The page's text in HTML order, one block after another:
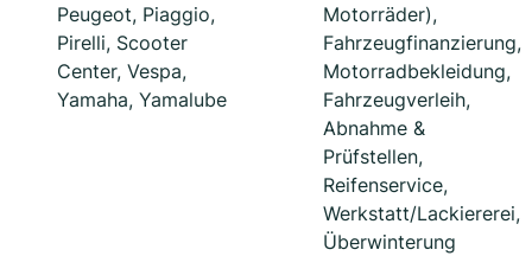
Peugeot, Piaggio,
Pirelli, Scooter
Center, Vespa,
Yamaha, Yamalube
Motorräder),
Fahrzeugfinanzierung,
Motorradbekleidung,
Fahrzeugverleih,
Abnahme &
Prüfstellen,
Reifenservice,
Werkstatt/Lackiererei,
Überwinterung